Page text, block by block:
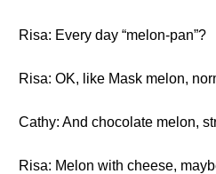
Risa: Every day “melon-pan”?
Risa: OK, like Mask melon,
Cathy: And chocolate melon,
Risa: Melon with cheese,